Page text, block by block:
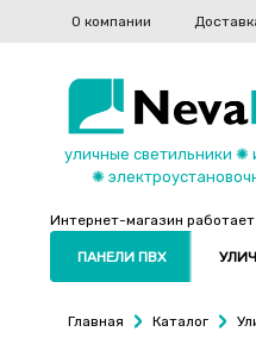
О компании
уличные светильники ✺
✺
Интернет-магазин
ПАНЕЛИ ПВХ
Главная Каталог